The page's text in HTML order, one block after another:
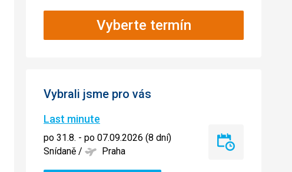
Vyberte termín
Vybrali jsme pro vás
Last minute
po 31.8. - po 07.09.2026 (8 dní)
Snídaně / Praha
Last